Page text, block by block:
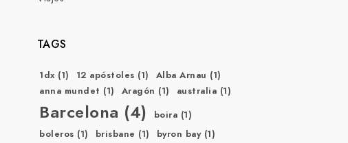
TAGS
1dx(1) 12 apóstoles (1) Alba Arnau (1)
anna mundet (1) Aragón (1) australia (1)
Barcelona (4) boira (1)
boleros (1) brisbane (1) byron bay(1)